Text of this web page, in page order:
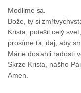
Modlime sa.
Bože, ty si
Krista, potešil celý svet;
prosíme ťa, daj, aby
Márie dosiahli radosti
Skrze Krista, nášho
Amen.